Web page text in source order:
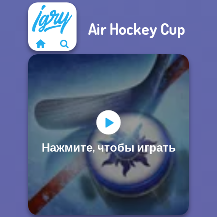
Air Hockey Cup
Нажмите, чтобы играть